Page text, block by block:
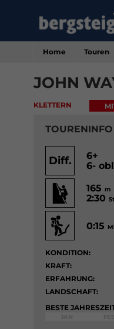
Home Touren
JOHN
KLETTERN
TOURENINFO
Diff.
6+
6-
165m
2:30
0:15
KONDITION:
KRAFT:
ERFAHRUNG:
LANDSCHAFT:
BESTE